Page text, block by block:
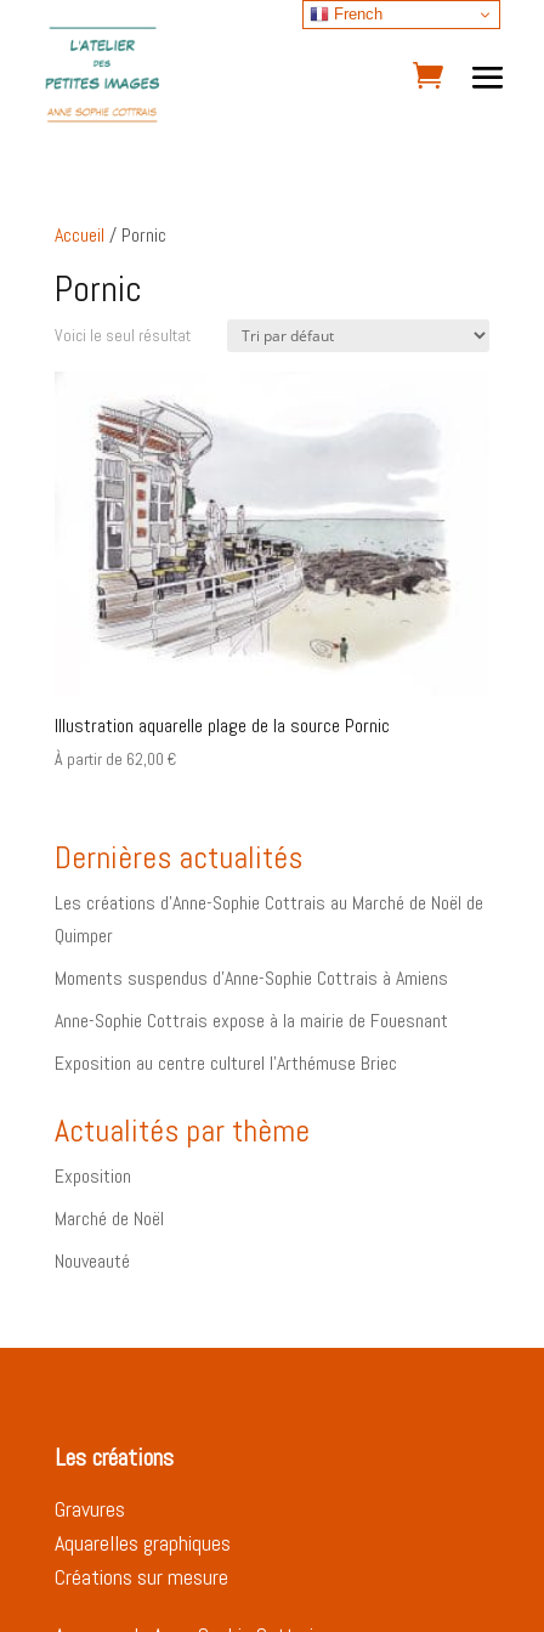
Accueil / Pornic
Pornic
Voici le seul résultat
Illustration aquarelle plage de la source Pornic
À partir de 62,00 €
Dernières actualités
Les créations d’Anne-Sophie Cottrais au Marché de Noël de
Quimper
Moments suspendus d’Anne-Sophie Cottrais à Amiens
Anne-Sophie Cottrais expose à la mairie de Fouesnant
Exposition au centre culturel l’Arthémuse Briec
Actualités par thème
Exposition
Marché de Noël
Nouveauté
Les créations
Gravures
Aquarelles graphiques
Créations sur mesure
French